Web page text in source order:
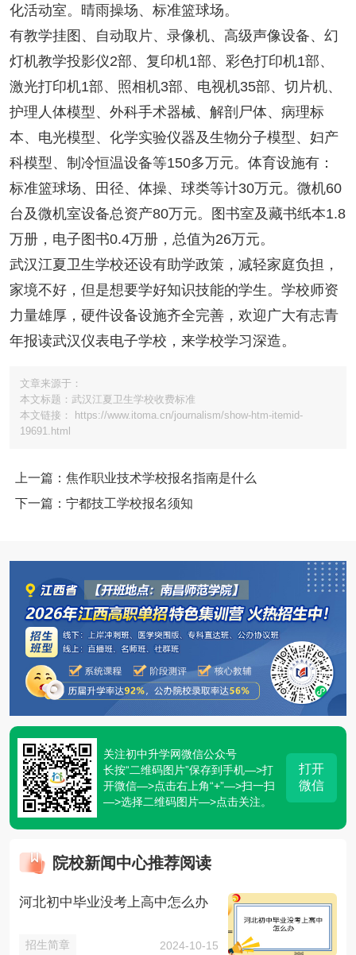
化活动室。晴雨操场、标准篮球场。
有教学挂图、自动取片、录像机、高级声像设备、幻
灯机教学投影仪2部、复印机1部、彩色打印机1部、
激光打印机1部、照相机3部、电视机35部、切片机、
护理人体模型、外科手术器械、解剖尸体、病理标
本、电光模型、化学实验仪器及生物分子模型、妇产
科模型、制冷恒温设备等150多万元。体育设施有：
标准篮球场、田径、体操、球类等计30万元。微机60
台及微机室设备总资产80万元。图书室及藏书纸本1.8
万册，电子图书0.4万册，总值为26万元。
武汉江夏卫生学校还设有助学政策，减轻家庭负担，
家境不好，但是想要学好知识技能的学生。学校师资
力量雄厚，硬件设备设施齐全完善，欢迎广大有志青
年报读武汉仪表电子学校，来学校学习深造。
文章来源于：
本文标题：武汉江夏卫生学校收费标准
本文链接： https://www.itoma.cn/journalism/show-htm-itemid-
19691.html
上一篇：焦作职业技术学校报名指南是什么
下一篇：宁都技工学校报名须知
关注初中升学网微信公众号
长按“二维码图片”保存到手机—>打
开微信—>点击右上角“+”—>扫一扫
—>选择二维码图片—>点击关注。
打开
微信
院校新闻中心推荐阅读
河北初中毕业没考上高中怎么办
招生简章 2024-10-15